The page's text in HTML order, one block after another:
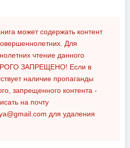
может содержать контент
Для
чтение данного
ЗАПРЕЩЕНО! Если в
наличие пропаганды
запрещенного контента -
на почту
для удаления